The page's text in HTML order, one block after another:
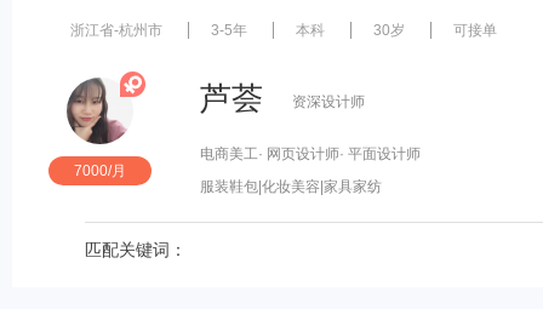
浙江省-杭州市 3-5年 本科 30岁 可接单
7000/月
芦荟 资深设计师
电商美工· 网页设计师· 平面设计师
服装鞋包 |化妆美容 |家具家纺
匹配关键词：